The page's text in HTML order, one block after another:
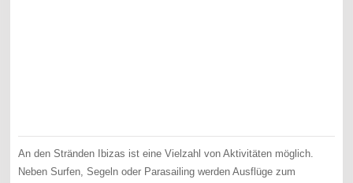
An den Stränden Ibizas ist eine Vielzahl von Aktivitäten möglich.
Neben Surfen, Segeln oder Parasailing werden Ausflüge zum